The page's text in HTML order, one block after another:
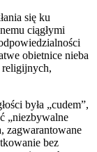
się ku
ciągłymi
obietnice nieba
religijnych,
była „cudem”,
„niezbywalne
zagwarantowane
bez